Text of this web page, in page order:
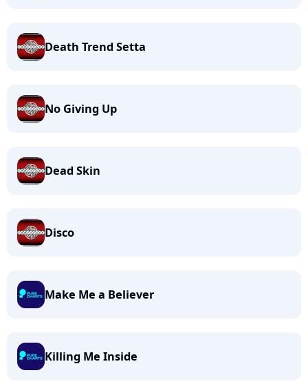
Death Trend Setta
No Giving Up
Dead Skin
Disco
Make Me a Believer
Killing Me Inside